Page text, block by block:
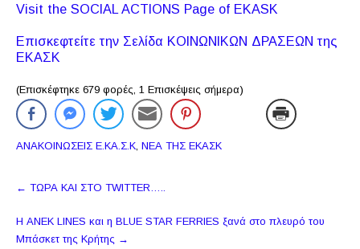
Visit the SOCIAL ACTIONS Page of EKASK
Επισκεφτείτε την Σελίδα KΟΙΝΩΝΙΚΩΝ ΔΡΑΣΕΩΝ της
ΕΚΑΣΚ
(Επισκέφτηκε 679 φορές, 1 Επισκέψεις σήμερα)
ΑΝΑΚΟΙΝΩΣΕΙΣ Ε.ΚΑ.Σ.Κ ΝΕΑ ΤΗΣ ΕΚΑΣΚ
Πλοήγηση
← ΤΩΡΑ ΚΑΙ ΣΤΟ TWITTER…..
Η ANEK LINES και η BLUE STAR FERRIES ξανά στο πλευρό του
Μπάσκετ της Κρήτης →